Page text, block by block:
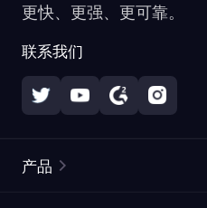
更快、更强、更可靠。
联系我们
产品